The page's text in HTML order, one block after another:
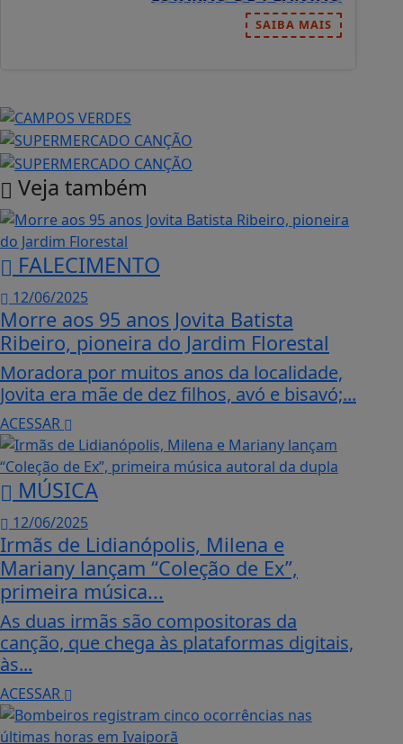
SAIBA MAIS
Veja também
FALECIMENTO
12/06/2025
Morre aos 95 anos Jovita Batista
Ribeiro, pioneira do Jardim Florestal
Moradora por muitos anos da localidade,
Jovita era mãe de dez filhos, avó e bisavó;...
ACESSAR
MÚSICA
12/06/2025
Irmãs de Lidianópolis, Milena e
Mariany lançam “Coleção de Ex”,
primeira música...
As duas irmãs são compositoras da
canção, que chega às plataformas digitais,
às...
ACESSAR